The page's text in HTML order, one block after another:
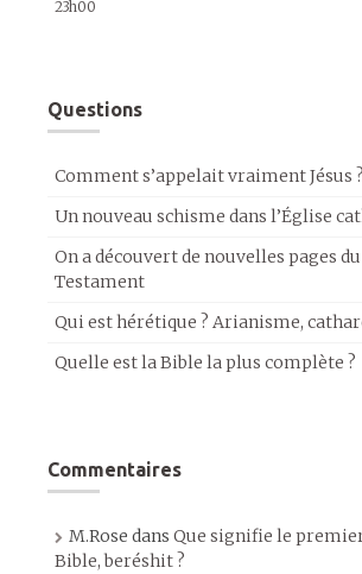
23h00
Questions
Comment s’appelait vraiment Jésus ?
Un nouveau schisme dans l’Église
On a découvert de nouvelles pages
Testament
Qui est hérétique ? Arianisme,
Quelle est la Bible la plus complète ?
Commentaires
M.Rose dans Que signifie le
Bible, beréshit ?